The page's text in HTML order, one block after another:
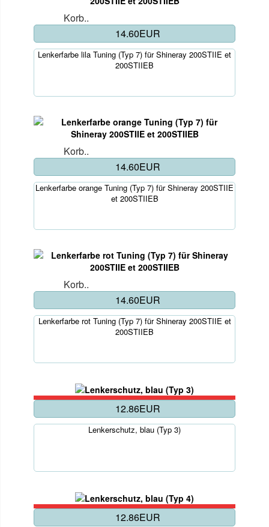
Korb..
14.60EUR
Lenkerfarbe lila Tuning (Typ 7) für Shineray 200STIIE et
200STIIEB
Korb..
14.60EUR
Lenkerfarbe orange Tuning (Typ 7) für Shineray 200STIIE
et 200STIIEB
Korb..
14.60EUR
Lenkerfarbe rot Tuning (Typ 7) für Shineray 200STIIE et
200STIIEB
12.86EUR
Lenkerschutz, blau (Typ 3)
12.86EUR